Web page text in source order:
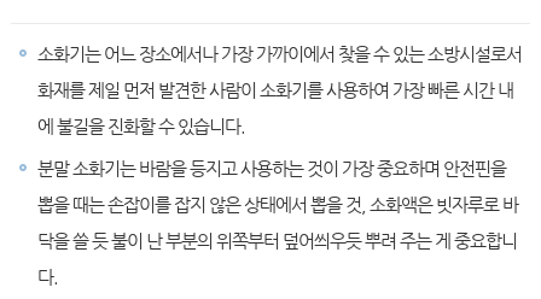
소화기는 어느 장소에서나 가장 가까이에서 찾을 수 있는 소방시설로서
화재를 제일 먼저 발견한 사람이 소화기를 사용하여 가장 빠른 시간 내
에 불길을 진화할 수 있습니다.
분말 소화기는 바람을 등지고 사용하는 것이 가장 중요하며 안전핀을
뽑을 때는 손잡이를 잡지 않은 상태에서 뽑을 것, 소화액은 빗자루로 바
닥을 쓸 듯 불이 난 부분의 위쪽부터 덮어씌우듯 뿌려 주는 게 중요합니
다.